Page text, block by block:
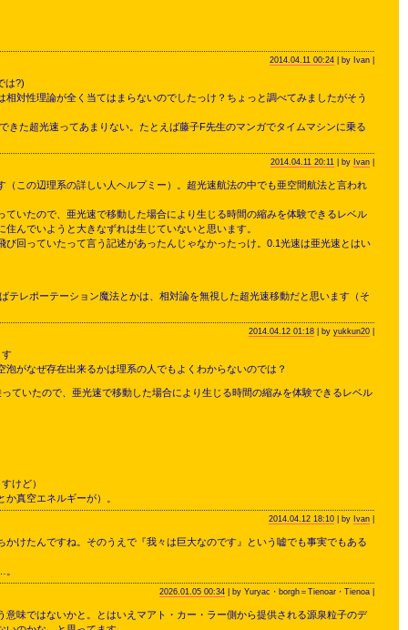
2014.04.11 00:24 | by Ivan |
は?)
対性理論が全く当てはまらないのでしたっけ？ちょっと調べてみましたがそう
た超光速ってあまりない。たとえば藤子F先生のマンガでタイムマシンに乗る
2014.04.11 20:11 | by Ivan
この辺理系の詳しい人ヘルプミー）。超光速航法の中でも亜空間航法と言われ
いたので、亜光速で移動した場合により生じる時間の縮みを体験できるレベル
んでいようと大きなずれは生じていないと思います。
回っていたって言う記述があったんじゃなかったっけ。0.1光速は亜光速とはい
レポーテーション魔法とかは、相対論を無視した超光速移動だと思います（そ
2014.04.12 01:18 | by yukkun20
す
がなぜ存在出来るかは理系の人でもよくわからないのでは？
ていたので、亜光速で移動した場合により生じる時間の縮みを体験できるレベル
けど）
真空エネルギーが）。
2014.04.12 18:10 | by Ivan
けたんですね。そのうえで『我々は巨大なのです』という嘘でも事実でもある
2026.01.05 00:34 | by Yuryac・borgh＝Tienoar・Tienoa |
味ではないかと。とはいえマアト・カー・ラー側から提供される源泉粒子のデ